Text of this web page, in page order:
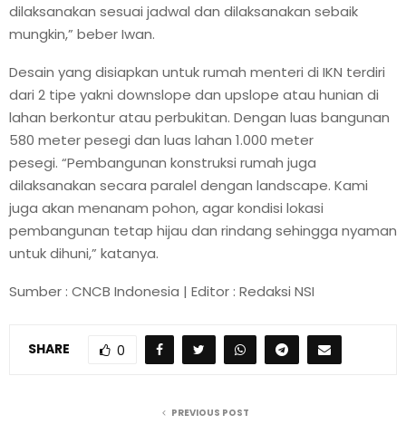
dilaksanakan sesuai jadwal dan dilaksanakan sebaik
mungkin,” beber Iwan.
Desain yang disiapkan untuk rumah menteri di IKN terdiri
dari 2 tipe yakni downslope dan upslope atau hunian di
lahan berkontur atau perbukitan. Dengan luas bangunan
580 meter pesegi dan luas lahan 1.000 meter
pesegi. “Pembangunan konstruksi rumah juga
dilaksanakan secara paralel dengan landscape. Kami
juga akan menanam pohon, agar kondisi lokasi
pembangunan tetap hijau dan rindang sehingga nyaman
untuk dihuni,” katanya.
Sumber : CNCB Indonesia | Editor : Redaksi NSI
SHARE 0
PREVIOUS POST